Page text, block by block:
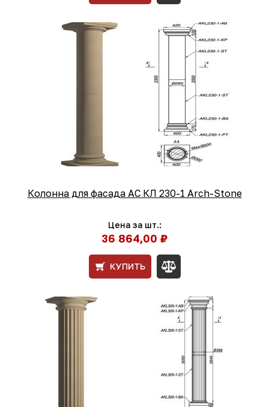
Колонна для фасада АС КЛ 230-1 Arch-Stone
Цена за шт.:
36 864,00 ₽
КУПИТЬ